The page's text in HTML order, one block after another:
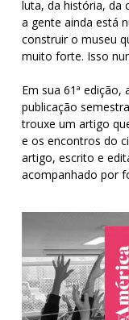
luta, da história, da
a gente ainda está
construir o museu
muito forte. Isso
Em sua 61ª edição,
publicação
trouxe um artigo
e os encontros do
artigo, escrito e
acompanhado por